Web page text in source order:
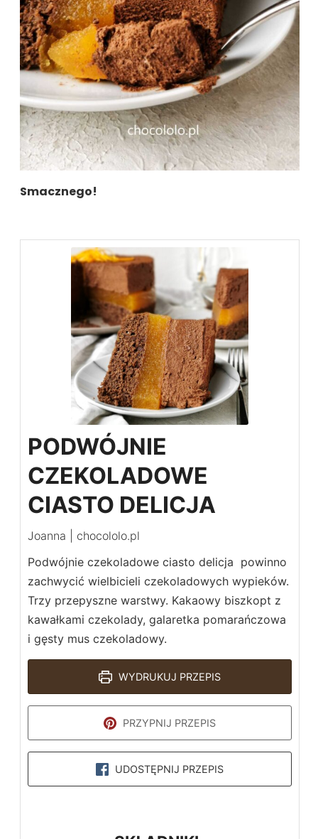
Smacznego!
PODWÓJNIE
CZEKOLADOWE
CIASTO DELICJA
Joanna | chocololo.pl
Podwójnie czekoladowe ciasto delicja powinno
zachwycić wielbicieli czekoladowych wypieków.
Trzy przepyszne warstwy. Kakaowy biszkopt z
kawałkami czekolady, galaretka pomarańczowa
i gęsty mus czekoladowy.
WYDRUKUJ PRZEPIS
PRZYPNIJ PRZEPIS
UDOSTĘPNIJ PRZEPIS